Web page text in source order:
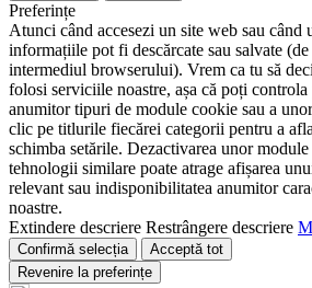
Preferințe
Atunci când accesezi un site web sau când
informațiile pot fi descărcate sau salvate
intermediul browserului). Vrem ca tu să
folosi serviciile noastre, așa că poți
anumitor tipuri de module cookie sau a
clic pe titlurile fiecărei categorii pentru a
schimba setările. Dezactivarea unor
tehnologii similare poate atrage afișarea
relevant sau indisponibilitatea anumitor
noastre.
Extindere descriere Restrângere descriere
Confirmă selecția
Acceptă tot
Revenire la preferințe